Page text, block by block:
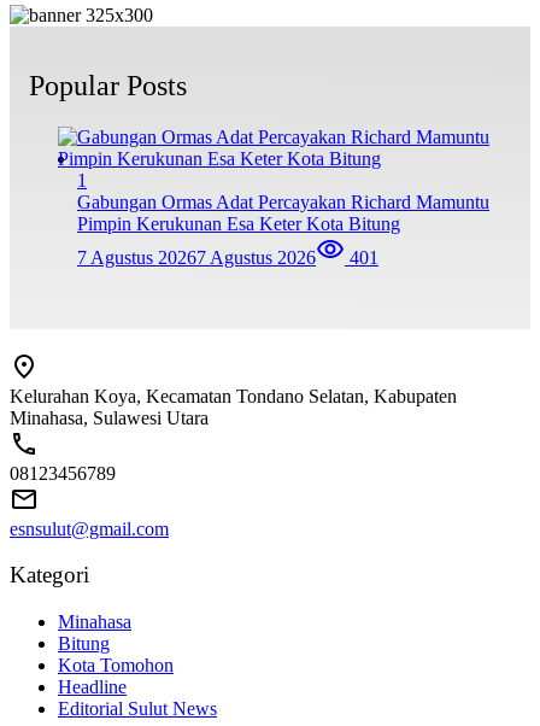
Popular Posts
1
Gabungan Ormas Adat Percayakan Richard Mamuntu
Pimpin Kerukunan Esa Keter Kota Bitung
7 Agustus 20267 Agustus 2026 401
Kelurahan Koya, Kecamatan Tondano Selatan, Kabupaten
Minahasa, Sulawesi Utara
08123456789
esnsulut@gmail.com
Kategori
Minahasa
Bitung
Kota Tomohon
Headline
Editorial Sulut News